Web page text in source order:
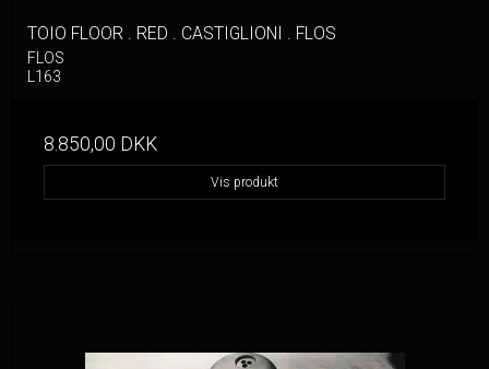
TOIO FLOOR . RED . CASTIGLIONI . FLOS
FLOS
L163
8.850,00 DKK
Vis produkt